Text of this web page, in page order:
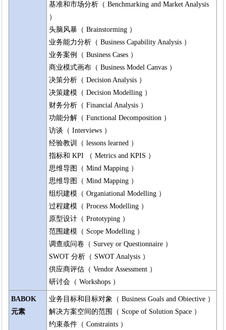
基准和市场分析（ Benchmarking and Market Analysis
）
头脑风暴（ Brainstorming ）
业务能力分析（ Business Capability Analysis ）
业务案例（ Business Cases ）
商业模式画布（ Business Model Canvas ）
决策分析（ Decision Analysis ）
决策建模（ Decision Modelling ）
财务分析（ Financial Analysis ）
功能分解（ Functional Decomposition ）
访谈（ Interviews ）
经验教训（ lessons learned ）
指标和 KPI （ Metrics and KPIS ）
思维导图（ Mind Mapping ）
思维导图（ Mind Mapping ）
组织建模（ Organiational Modelling ）
过程建模（ Process Modelling ）
原型设计（ Prototyping ）
范围建模（ Scope Modelling ）
调查或问卷（ Survey or Questionnaire ）
SWOT 分析（ SWOT Analysis ）
供应商评估（ Vendor Assessment ）
研讨会（ Workshops ）
BABOK
元素
业务目标和目标对象（ Business Goals and Obiective ）
解决方案空间的范围（ Scope of Solution Space ）
约束条件（ Constraints ）